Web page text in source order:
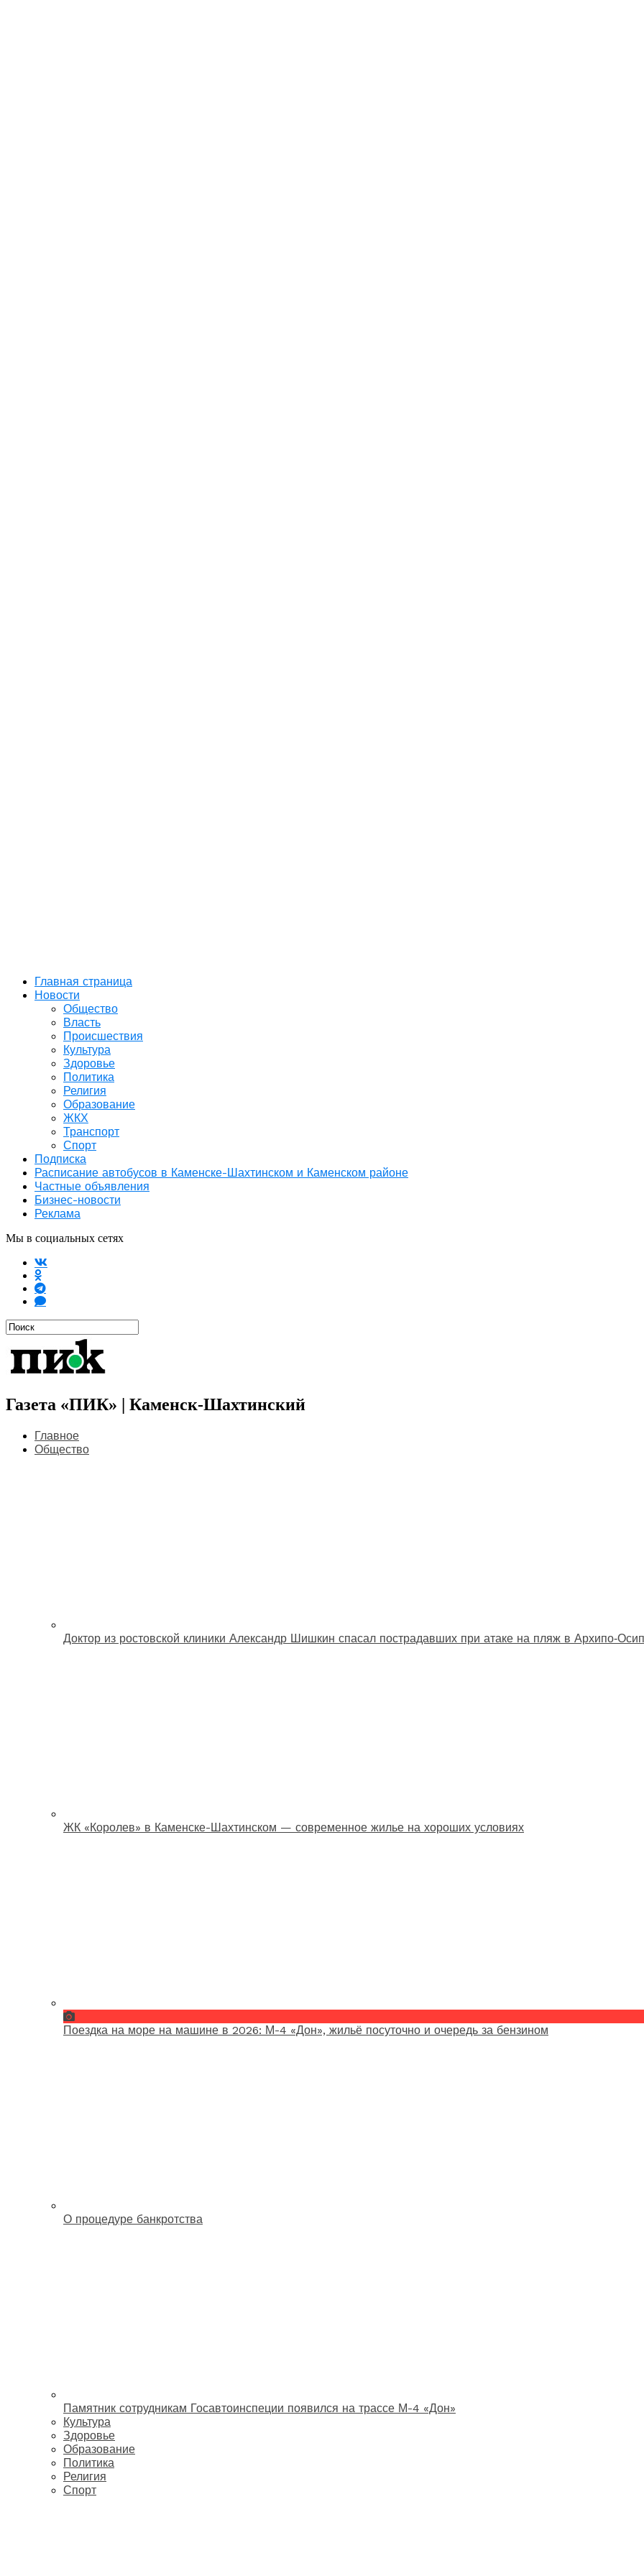
Главная страница
Новости
Общество
Власть
Происшествия
Культура
Здоровье
Политика
Религия
Образование
ЖКХ
Транспорт
Спорт
Подписка
Расписание автобусов в Каменске-Шахтинском и Каменском районе
Частные объявления
Бизнес-новости
Реклама
Мы в социальных сетях
Газета «ПИК» | Каменск-Шахтинский
Главное
Общество
Доктор из ростовской клиники Александр Шишкин спасал пострадавших при атаке на пляж в
ЖК «Королев» в Каменске-Шахтинском — современное жилье на хороших условиях
Поездка на море на машине в 2026: М-4 «Дон», жильё посуточно и очередь за бензином
О процедуре банкротства
Памятник сотрудникам Госавтоинспеции появился на трассе М-4 «Дон»
Культура
Здоровье
Образование
Политика
Религия
Спорт